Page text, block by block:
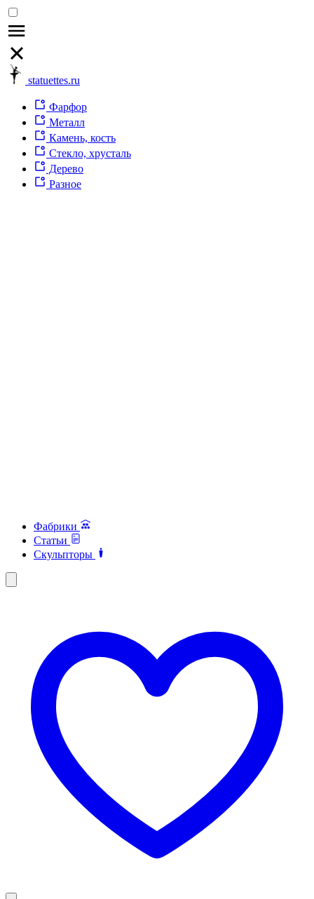
statuettes.ru
Фарфор
Металл
Камень, кость
Стекло, хрусталь
Дерево
Разное
Фабрики
Статьи
Скульпторы